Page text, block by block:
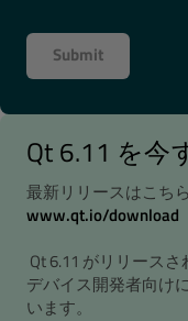
Qt 6.11 を今
最新リリースはこち
www.qt.io/download
Qt 6.11 がリリース
デバイス開発者向け
います。